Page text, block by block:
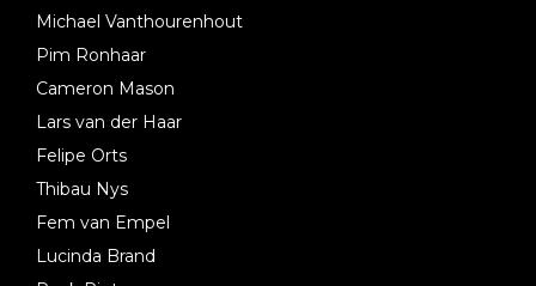
Michael Vanthourenhout
Pim Ronhaar
Cameron Mason
Lars van der Haar
Felipe Orts
Thibau Nys
Fem van Empel
Lucinda Brand